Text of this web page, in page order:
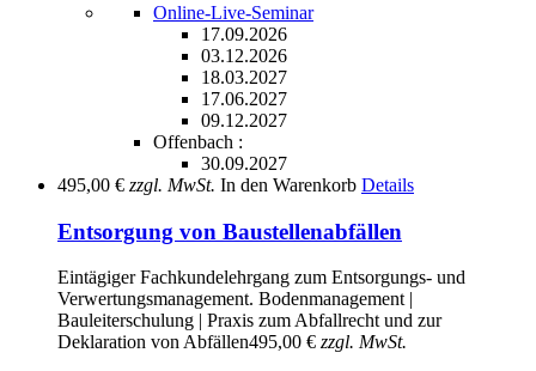
Online-Live-Seminar
17.09.2026
03.12.2026
18.03.2027
17.06.2027
09.12.2027
Offenbach :
30.09.2027
495,00 € zzgl. MwSt. In den Warenkorb Details
Entsorgung von Baustellenabfällen
Eintägiger Fachkundelehrgang zum Entsorgungs- und
Verwertungsmanagement. Bodenmanagement |
Bauleiterschulung | Praxis zum Abfallrecht und zur
Deklaration von Abfällen495,00 € zzgl. MwSt.